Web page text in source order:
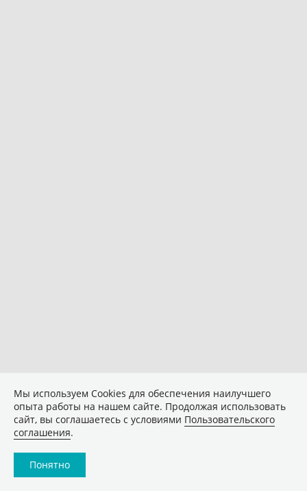
Мы используем Сookies для обеспечения наилучшего
опыта работы на нашем сайте. Продолжая использовать
сайт, вы соглашаетесь с условиями Пользовательского
соглашения.
Понятно